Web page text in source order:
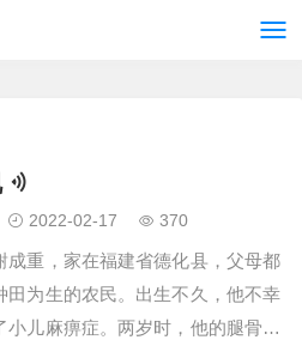
2022-02-17 370
成重，家在福建省德化县，父母都
田为生的农民。出生不久，他不幸
小儿麻痹症。两岁时，他的腿骨第